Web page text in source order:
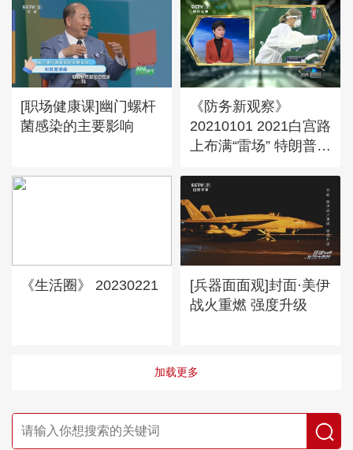
[职场健康课]幽门螺杆
菌感染的主要影响
《防务新观察》
20210101 2021白宫路
上布满“雷场” 特朗普欲
《生活圈》 20230221
[兵器面面观]封面·美伊
战火重燃 强度升级
加载更多